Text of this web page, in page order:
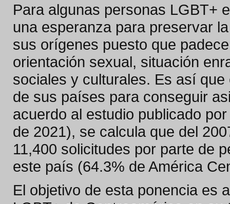
Para algunas personas LGBT+
una esperanza para preservar
sus orígenes puesto que
orientación sexual, situación
sociales y culturales. Es así
de sus países para conseguir
acuerdo al estudio publicado
de 2021), se calcula que del
11,400 solicitudes por parte de
este país (64.3% de América
El objetivo de esta ponencia es